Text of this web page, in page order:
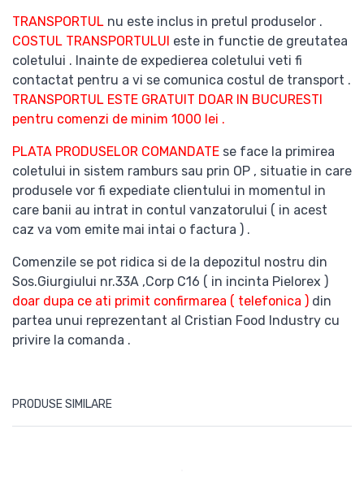
TRANSPORTUL nu este inclus in pretul produselor .
COSTUL TRANSPORTULUI este in functie de greutatea
coletului . Inainte de expedierea coletului veti fi
contactat pentru a vi se comunica costul de transport .
TRANSPORTUL ESTE GRATUIT DOAR IN BUCURESTI
pentru comenzi de minim 1000 lei .
PLATA PRODUSELOR COMANDATE se face la primirea
coletului in sistem ramburs sau prin OP , situatie in care
produsele vor fi expediate clientului in momentul in
care banii au intrat in contul vanzatorului ( in acest
caz va vom emite mai intai o factura ) .
Comenzile se pot ridica si de la depozitul nostru din
Sos.Giurgiului nr.33A ,Corp C16 ( in incinta Pielorex )
doar dupa ce ati primit confirmarea ( telefonica ) din
partea unui reprezentant al Cristian Food Industry cu
privire la comanda .
PRODUSE SIMILARE